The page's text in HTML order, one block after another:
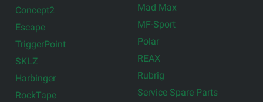
Concept2
Escape
TriggerPoint
SKLZ
Harbinger
RockTape
Mad Max
MF-Sport
Polar
REAX
Rubrig
Service Spare Parts